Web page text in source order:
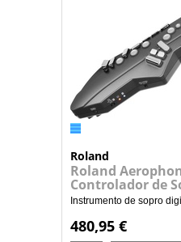
Roland
Roland
Controlador de
Instrumento de sopro
480,95 €